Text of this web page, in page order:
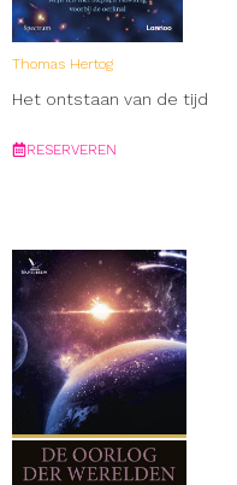
Thomas Hertog
Het ontstaan van de tijd
RESERVEREN